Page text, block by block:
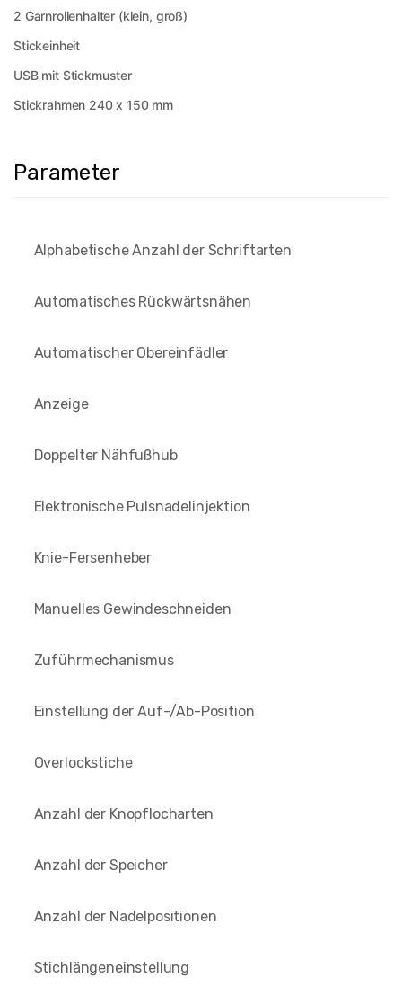
2 Garnrollenhalter (klein, groß)
Stickeinheit
USB mit Stickmuster
Stickrahmen 240 x 150 mm
Parameter
Alphabetische Anzahl der Schriftarten
Automatisches Rückwärtsnähen
Automatischer Obereinfädler
Anzeige
Doppelter Nähfußhub
Elektronische Pulsnadelinjektion
Knie-Fersenheber
Manuelles Gewindeschneiden
Zuführmechanismus
Einstellung der Auf-/Ab-Position
Overlockstiche
Anzahl der Knopflocharten
Anzahl der Speicher
Anzahl der Nadelpositionen
Stichlängeneinstellung